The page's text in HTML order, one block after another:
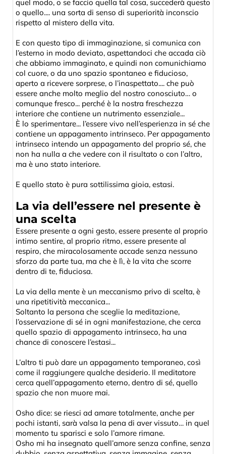
quel modo, o se faccio quella tal cosa, succederà questo
o quello.... una sorta di senso di superiorità inconscio
rispetto al mistero della vita.
E con questo tipo di immaginazione, si comunica con
l’esterno in modo deviato, aspettandoci che accada ciò
che abbiamo immaginato, e quindi non comunichiamo
col cuore, o da uno spazio spontaneo e fiducioso,
aperto a ricevere sorprese, o l’inaspettato.... che può
essere anche molto meglio del nostro conosciuto… o
comunque fresco... perché è la nostra freschezza
interiore che contiene un nutrimento essenziale...
È lo sperimentare... l’essere vivo nell’esperienza in sé che
contiene un appagamento intrinseco. Per appagamento
intrinseco intendo un appagamento del proprio sé, che
non ha nulla a che vedere con il risultato o con l’altro,
ma è uno stato interiore.
E quello stato è pura sottilissima gioia, estasi.
La via dell’essere nel presente è
una scelta
Essere presente a ogni gesto, essere presente al proprio
intimo sentire, al proprio ritmo, essere presente al
respiro, che miracolosamente accade senza nessuno
sforzo da parte tua, ma che è lì, è la vita che scorre
dentro di te, fiduciosa.
La via della mente è un meccanismo privo di scelta, è
una ripetitività meccanica...
Soltanto la persona che sceglie la meditazione,
l’osservazione di sé in ogni manifestazione, che cerca
quello spazio di appagamento intrinseco, ha una
chance di conoscere l’estasi...
L’altro ti può dare un appagamento temporaneo, così
come il raggiungere qualche desiderio. Il meditatore
cerca quell’appagamento eterno, dentro di sé, quello
spazio che non muore mai.
Osho dice: se riesci ad amare totalmente, anche per
pochi istanti, sarà valsa la pena di aver vissuto… in quel
momento tu sparisci e solo l’amore rimane.
Osho mi ha insegnato quell’amore senza confine, senza